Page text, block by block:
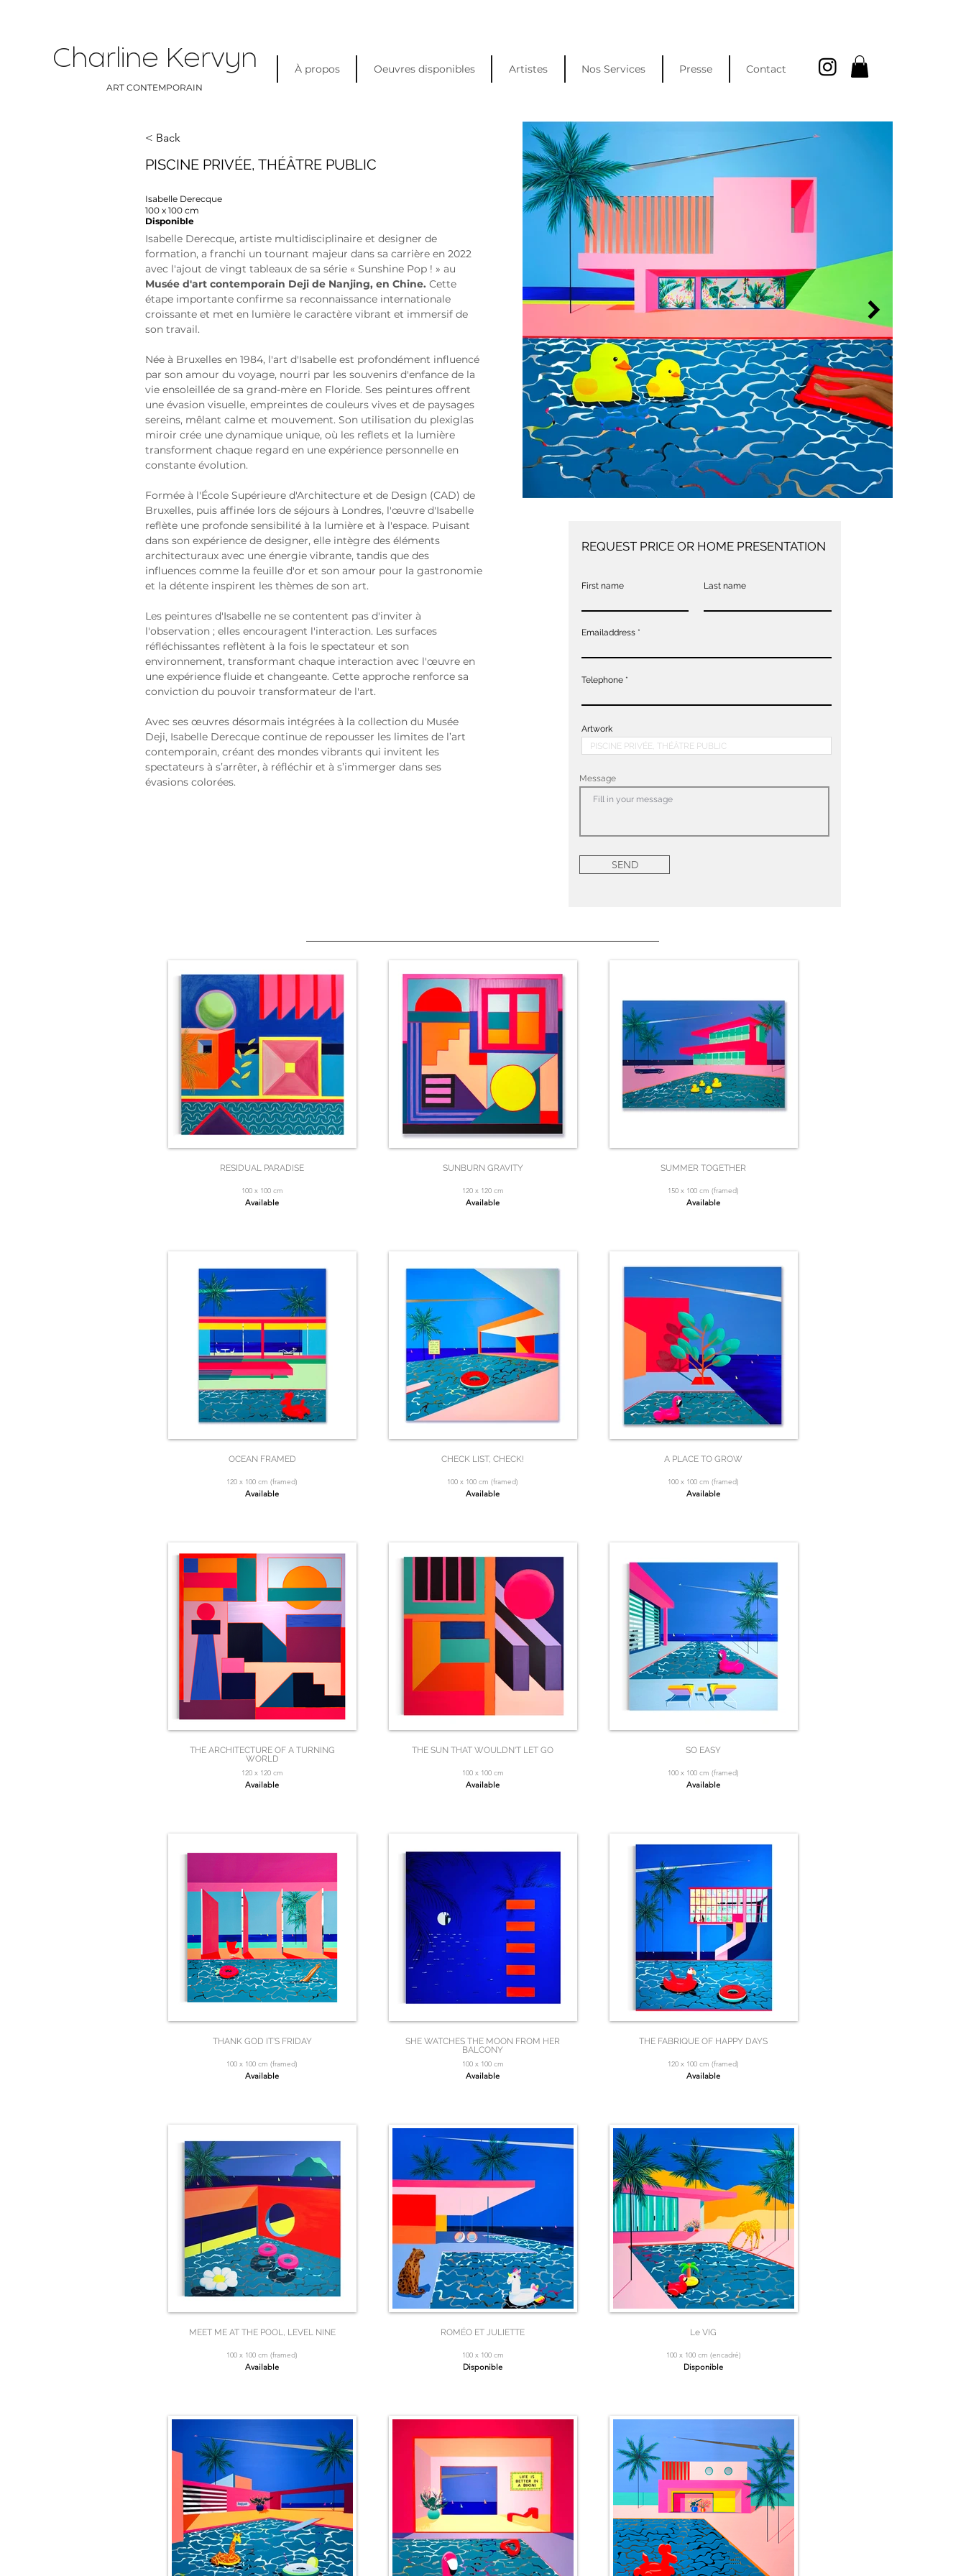
Charline Kervyn
ART CONTEMPORAIN
À propos Oeuvres disponibles Artistes Nos Services Presse Contact
< Back
PISCINE PRIVÉE, THÉÂTRE PUBLIC
Isabelle Derecque
100 x 100 cm
Disponible
Isabelle Derecque, artiste multidisciplinaire et designer de
formation, a franchi un tournant majeur dans sa carrière en 2022
avec l'ajout de vingt tableaux de sa série « Sunshine Pop ! » au
Musée d'art contemporain Deji de Nanjing, en Chine. Cette
étape importante confirme sa reconnaissance internationale
croissante et met en lumière le caractère vibrant et immersif de
son travail.
Née à Bruxelles en 1984, l'art d'Isabelle est profondément influencé
par son amour du voyage, nourri par les souvenirs d'enfance de la
vie ensoleillée de sa grand-mère en Floride. Ses peintures offrent
une évasion visuelle, empreintes de couleurs vives et de paysages
sereins, mêlant calme et mouvement. Son utilisation du plexiglas
miroir crée une dynamique unique, où les reflets et la lumière
transforment chaque regard en une expérience personnelle en
constante évolution.
Formée à l'École Supérieure d'Architecture et de Design (CAD) de
Bruxelles, puis affinée lors de séjours à Londres, l'œuvre d'Isabelle
reflète une profonde sensibilité à la lumière et à l'espace. Puisant
dans son expérience de designer, elle intègre des éléments
architecturaux avec une énergie vibrante, tandis que des
influences comme la feuille d'or et son amour pour la gastronomie
et la détente inspirent les thèmes de son art.
Les peintures d'Isabelle ne se contentent pas d'inviter à
l'observation ; elles encouragent l'interaction. Les surfaces
réfléchissantes reflètent à la fois le spectateur et son
environnement, transformant chaque interaction avec l'œuvre en
une expérience fluide et changeante. Cette approche renforce sa
conviction du pouvoir transformateur de l'art.
Avec ses œuvres désormais intégrées à la collection du Musée
Deji, Isabelle Derecque continue de repousser les limites de l’art
contemporain, créant des mondes vibrants qui invitent les
spectateurs à s’arrêter, à réfléchir et à s’immerger dans ses
évasions colorées.
REQUEST PRICE OR HOME PRESENTATION
First name Last name
Emailaddress
Telephone
Artwork
Message
SEND
RESIDUAL PARADISE
100 x 100 cm
Available
OCEAN FRAMED
120 x 100 cm (framed)
Available
THE ARCHITECTURE OF A TURNING
WORLD
120 x 120 cm
Available
THANK GOD IT’S FRIDAY
100 x 100 cm (framed)
Available
MEET ME AT THE POOL, LEVEL NINE
100 x 100 cm (framed)
Available
SUNBURN GRAVITY
120 x 120 cm
Available
CHECK LIST, CHECK!
100 x 100 cm (framed)
Available
THE SUN THAT WOULDN'T LET GO
100 x 100 cm
Available
SHE WATCHES THE MOON FROM HER
BALCONY
100 x 100 cm
Available
ROMÉO ET JULIETTE
100 x 100 cm
Disponible
SUMMER TOGETHER
150 x 100 cm (framed)
Available
A PLACE TO GROW
100 x 100 cm (framed)
Available
SO EASY
100 x 100 cm (framed)
Available
THE FABRIQUE OF HAPPY DAYS
120 x 100 cm (framed)
Available
Le VIG
100 x 100 cm (encadré)
Disponible